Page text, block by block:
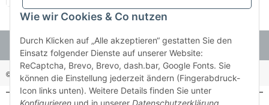
© Holzner-Trading GmbH&Co KG Besucherzähler: 3512485
Wie wir Cookies & Co nutzen
Durch Klicken auf „Alle akzeptieren“ gestatten Sie den
Einsatz folgender Dienste auf unserer Website:
ReCaptcha, Brevo, Brevo, dash.bar, Google Fonts. Sie
können die Einstellung jederzeit ändern (Fingerabdruck-
Icon links unten). Weitere Details finden Sie unter
Konfigurieren und in unserer Datenschutzerklärung